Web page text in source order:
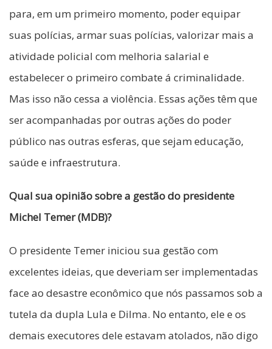
para, em um primeiro momento, poder equipar
suas polícias, armar suas polícias, valorizar mais a
atividade policial com melhoria salarial e
estabelecer o primeiro combate á criminalidade.
Mas isso não cessa a violência. Essas ações têm que
ser acompanhadas por outras ações do poder
público nas outras esferas, que sejam educação,
saúde e infraestrutura.
Qual sua opinião sobre a gestão do presidente
Michel Temer (MDB)?
O presidente Temer iniciou sua gestão com
excelentes ideias, que deveriam ser implementadas
face ao desastre econômico que nós passamos sob a
tutela da dupla Lula e Dilma. No entanto, ele e os
demais executores dele estavam atolados, não digo